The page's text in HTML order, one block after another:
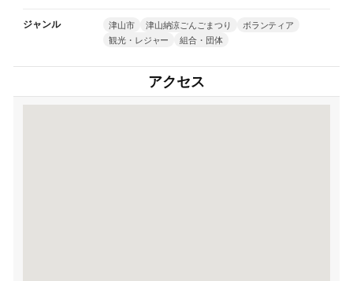
ジャンル 津山市 津山納涼ごんごまつり
ボランティア
観光・レジャー
組合・団体
アクセス